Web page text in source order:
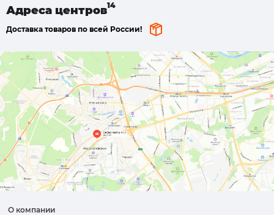
Адреса центров
Доставка товаров по всей России!
О компании